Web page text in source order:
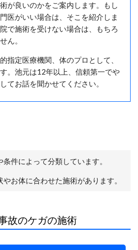
が良いのかをご案内します。もし
医がいい場合は、そこを紹介しま
で施術を受けない場合は、もちろ
ん。
指定医療機関、体のプロとして、
。池元は12年以上、信頼第一でや
てお話を聞かせてください。
件によって分類しています。
お体に合わせた施術があります。
故のケガの施術